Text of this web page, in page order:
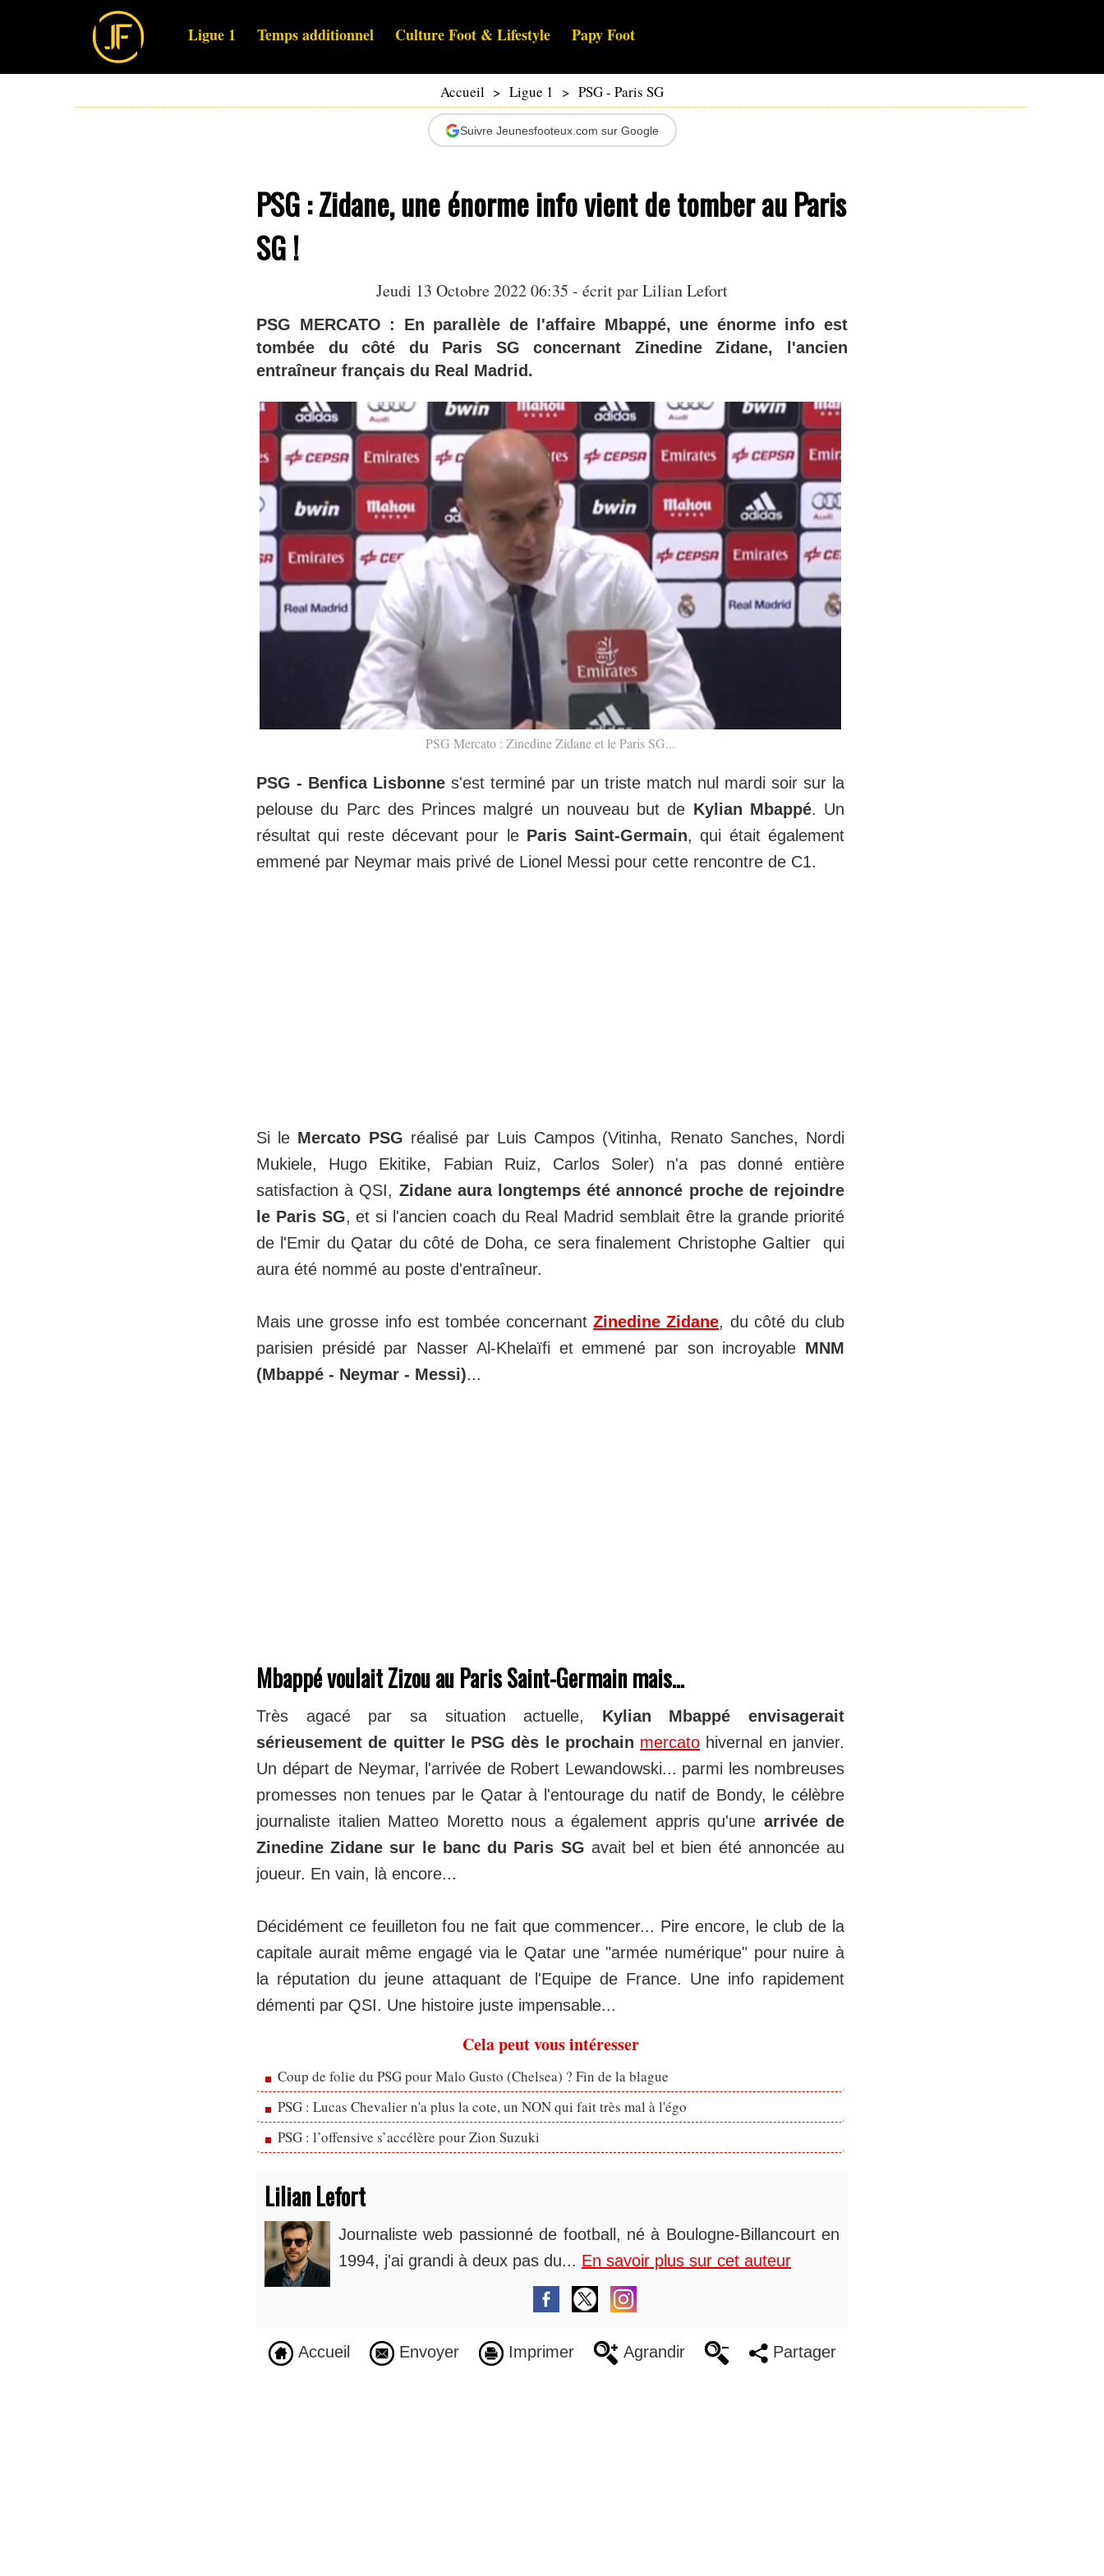
Ligue 1 Temps additionnel Culture Foot & Lifestyle Papy Foot
Accueil > Ligue 1 > PSG - Paris SG
Suivre Jeunesfooteux.com sur Google
PSG : Zidane, une énorme info vient de tomber au Paris
SG !
Jeudi 13 Octobre 2022 06:35 - écrit parLilian Lefort
PSG MERCATO : En parallèle de l'affaire Mbappé, une énorme info est
tombée du côté du Paris SG concernant Zinedine Zidane, l'ancien
entraîneur français du Real Madrid.
PSG Mercato : Zinedine Zidane et le Paris SG...
PSG - Benfica Lisbonne s'est terminé par un triste match nul mardi soir sur la
pelouse du Parc des Princes malgré un nouveau but de Kylian Mbappé. Un
résultat qui reste décevant pour le Paris Saint-Germain, qui était également
emmené par Neymar mais privé de Lionel Messi pour cette rencontre de C1.
Si le Mercato PSG réalisé par Luis Campos (Vitinha, Renato Sanches, Nordi
Mukiele, Hugo Ekitike, Fabian Ruiz, Carlos Soler) n'a pas donné entière
satisfaction à QSI, Zidane aura longtemps été annoncé proche de rejoindre
le Paris SG, et si l'ancien coach du Real Madrid semblait être la grande priorité
de l'Emir du Qatar du côté de Doha, ce sera finalement Christophe Galtier qui
aura été nommé au poste d'entraîneur.
Mais une grosse info est tombée concernantZinedine Zidane, du côté du club
parisien présidé par Nasser Al-Khelaïfi et emmené par son incroyable MNM
(Mbappé - Neymar - Messi)...
Mbappé voulait Zizou au Paris Saint-Germain mais...
Très agacé par sa situation actuelle, Kylian Mbappé envisagerait
sérieusement de quitter le PSG dès le prochain mercato hivernal en janvier.
Un départ de Neymar, l'arrivée de Robert Lewandowski... parmi les nombreuses
promesses non tenues par le Qatar à l'entourage du natif de Bondy, le célèbre
journaliste italien Matteo Moretto nous a également appris qu'une arrivée de
Zinedine Zidane sur le banc du Paris SG avait bel et bien été annoncée au
joueur. En vain, là encore...
Décidément ce feuilleton fou ne fait que commencer... Pire encore, le club de la
capitale aurait même engagé via le Qatar une "armée numérique" pour nuire à
la réputation du jeune attaquant de l'Equipe de France. Une info rapidement
démenti par QSI. Une histoire juste impensable...
Cela peut vous intéresser
Coup de folie du PSG pour Malo Gusto (Chelsea) ? Fin de la blague
PSG : Lucas Chevalier n'a plus la cote, un NON qui fait très mal à l'égo
PSG : l’offensive s’accélère pour Zion Suzuki
Lilian Lefort
Journaliste web passionné de football, né à Boulogne-Billancourt en
1994, j'ai grandi à deux pas du... En savoir plus sur cet auteur
Accueil Envoyer Imprimer Agrandir Partager